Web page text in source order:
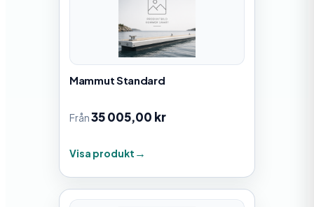
Mammut Standard
Från35 005,00 kr
Visa produkt